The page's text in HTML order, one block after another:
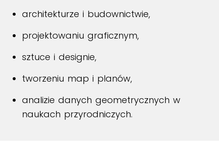
architekturze i budownictwie,
projektowaniu graficznym,
sztuce i designie,
tworzeniu map i planów,
analizie danych geometrycznych w
naukach przyrodniczych.